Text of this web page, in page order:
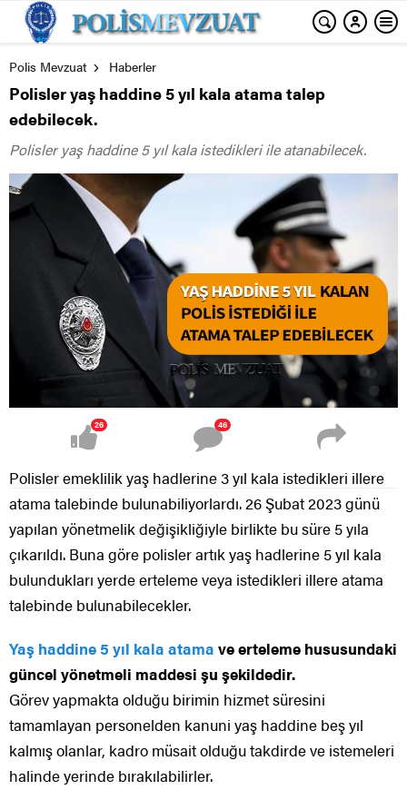
Polis Mevzuat Haberler
Polisler yaş haddine 5 yıl kala atama talep
edebilecek.
Polisler yaş haddine 5 yıl kala istedikleri ile atanabilecek.
26 46
Polisler emeklilik yaş hadlerine 3 yıl kala istedikleri illere
atama talebinde bulunabiliyorlardı. 26 Şubat 2023 günü
yapılan yönetmelik değişikliğiyle birlikte bu süre 5 yıla
çıkarıldı. Buna göre polisler artık yaş hadlerine 5 yıl kala
bulundukları yerde erteleme veya istedikleri illere atama
talebinde bulunabilecekler.
Yaş haddine 5 yıl kala atama ve erteleme hususundaki
güncel yönetmeli maddesi şu şekildedir.
Görev yapmakta olduğu birimin hizmet süresini
tamamlayan personelden kanuni yaş haddine beş yıl
kalmış olanlar, kadro müsait olduğu takdirde ve istemeleri
halinde yerinde bırakılabilirler.